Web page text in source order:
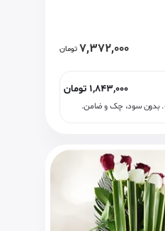
7,372,000 تومان
1,843,000 تومان